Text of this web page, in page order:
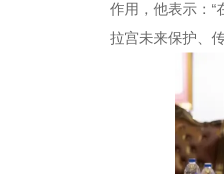
作用，他表示：
拉宫未来保护、